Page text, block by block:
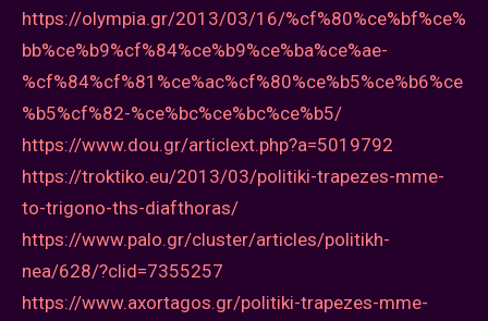
https://olympia.gr/2013/03/16/%cf%80%ce%bf%ce%
bb%ce%b9%cf%84%ce%b9%ce%ba%ce%ae-
%cf%84%cf%81%ce%ac%cf%80%ce%b5%ce%b6%ce
%b5%cf%82-%ce%bc%ce%bc%ce%b5/
https://www.dou.gr/articlext.php?a=5019792
https://troktiko.eu/2013/03/politiki-trapezes-mme-
to-trigono-ths-diafthoras/
https://www.palo.gr/cluster/articles/politikh-
nea/628/?clid=7355257
https://www.axortagos.gr/politiki-trapezes-mme-